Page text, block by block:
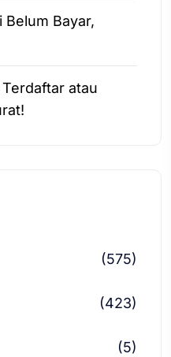
Belum Bayar,
atau
(575)
(423)
(5)